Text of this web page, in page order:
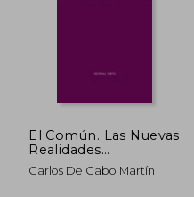
45%
dcto.
$ 137.75
El Común. Las Nuevas
Realidades
Constituyentes Desde
la Perspectiva del
Carlos De Cabo Martín